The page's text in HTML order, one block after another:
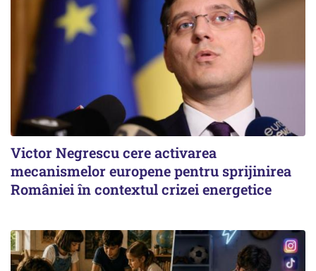
Victor Negrescu cere activarea
mecanismelor europene pentru sprijinirea
României în contextul crizei energetice